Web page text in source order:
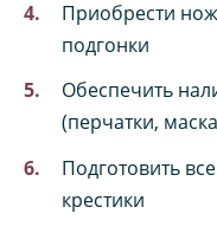
Приобрести
подгонки
Обеспечить
(перчатки,
Подготовить
крестики